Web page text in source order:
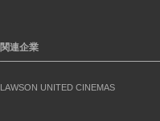
関連企業
LAWSON UNITED CINEMAS